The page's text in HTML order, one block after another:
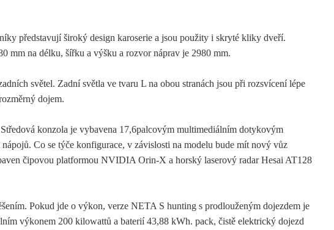
představují široký design karoserie a jsou použity i skryté kliky dveří.
mm na délku, šířku a výšku a rozvor náprav je 2980 mm.
světel. Zadní světla ve tvaru L na obou stranách jsou při rozsvícení lépe
dojem.
konzola je vybavena 17,6palcovým multimediálním dotykovým
Co se týče konfigurace, v závislosti na modelu bude mít nový vůz
čipovou platformou NVIDIA Orin-X a horský laserový radar Hesai AT128
Pokud jde o výkon, verze NETA S hunting s prodlouženým dojezdem je
výkonem 200 kilowattů a baterií 43,88 kWh. pack, čistě elektrický dojezd